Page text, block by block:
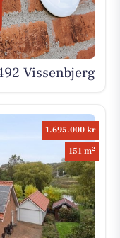
Vissenbjerg
1.695.000 kr
151 m2